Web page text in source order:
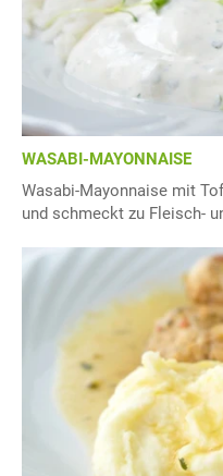
WASABI-MAYONNAISE
Wasabi-Mayonnaise mit
und schmeckt zu Fleisch-